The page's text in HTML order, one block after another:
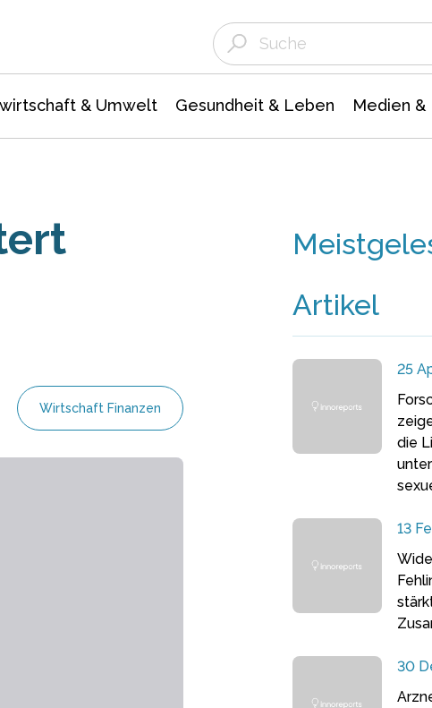
& Umwelt Gesundheit & Leben Medien &
Wirtschaft Finanzen
Artikel
25
die
13
30